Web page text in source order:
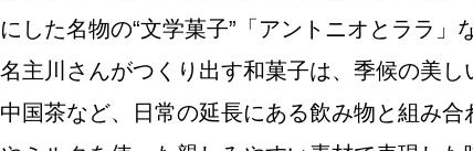
にした名物の“文学菓子”「アントニオとララ
名主川さんがつくり出す和菓子は、季候の美
中国茶など、日常の延長にある飲み物と組み